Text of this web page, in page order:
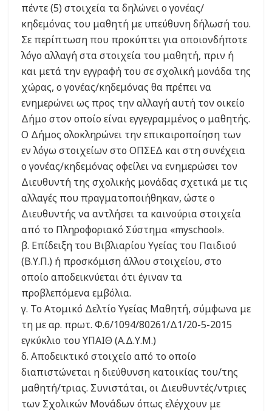
πέντε (5) στοιχεία τα δηλώνει ο γονέας/
κηδεμόνας του μαθητή με υπεύθυνη δήλωσή του.
Σε περίπτωση που προκύπτει για οποιονδήποτε
λόγο αλλαγή στα στοιχεία του μαθητή, πριν ή
και μετά την εγγραφή του σε σχολική μονάδα της
χώρας, ο γονέας/κηδεμόνας θα πρέπει να
ενημερώνει ως προς την αλλαγή αυτή τον οικείο
Δήμο στον οποίο είναι εγγεγραμμένος ο μαθητής.
Ο Δήμος ολοκληρώνει την επικαιροποίηση των
εν λόγω στοιχείων στο ΟΠΣΕΔ και στη συνέχεια
ο γονέας/κηδεμόνας οφείλει να ενημερώσει τον
Διευθυντή της σχολικής μονάδας σχετικά με τις
αλλαγές που πραγματοποιήθηκαν, ώστε ο
Διευθυντής να αντλήσει τα καινούρια στοιχεία
από το Πληροφοριακό Σύστημα «myschool».
β. Επίδειξη του Βιβλιαρίου Υγείας του Παιδιού
(Β.Υ.Π.) ή προσκόμιση άλλου στοιχείου, στο
οποίο αποδεικνύεται ότι έγιναν τα
προβλεπόμενα εμβόλια.
γ. Το Ατομικό Δελτίο Υγείας Μαθητή, σύμφωνα με
τη με αρ. πρωτ. Φ.6/1094/80261/Δ1/20-5-2015
εγκύκλιο του ΥΠΑΙΘ (Α.Δ.Υ.Μ.)
δ. Αποδεικτικό στοιχείο από το οποίο
διαπιστώνεται η διεύθυνση κατοικίας του/της
μαθητή/τριας. Συνιστάται, οι Διευθυντές/ντριες
των Σχολικών Μονάδων όπως ελέγχουν με